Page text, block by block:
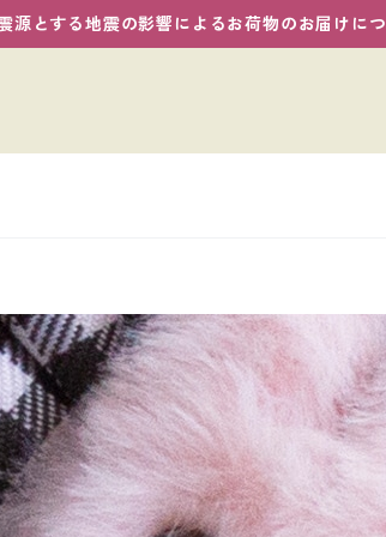
源とする地震の影響によるお荷物のお届けに